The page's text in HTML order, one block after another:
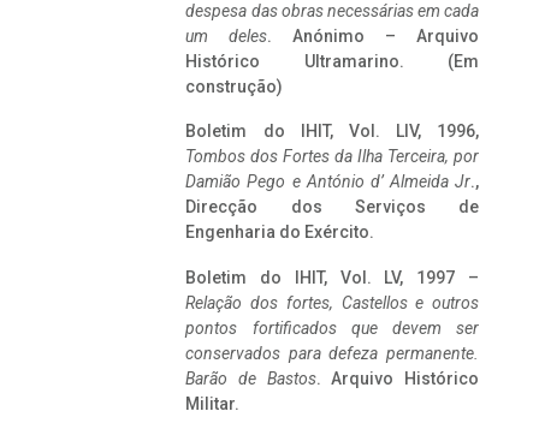
despesa das obras necessárias em cada
um deles. Anónimo – Arquivo
Histórico Ultramarino. (Em
construção)
Boletim do IHIT, Vol. LIV, 1996,
Tombos dos Fortes da Ilha Terceira, por
Damião Pego e António d’ Almeida Jr.,
Direcção dos Serviços de
Engenharia do Exército.
Boletim do IHIT, Vol. LV, 1997 –
Relação dos fortes, Castellos e outros
pontos fortificados que devem ser
conservados para defeza permanente.
Barão de Bastos. Arquivo Histórico
Militar.